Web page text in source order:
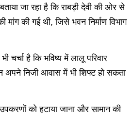
जा रहा है कि राबड़ी देवी की ओर से
की गई थी, जिसे भवन निर्माण विभाग
चर्चा है कि भविष्य में लालू परिवार
अपने निजी आवास में भी शिफ्ट हो सकता
को हटाया जाना और सामान की